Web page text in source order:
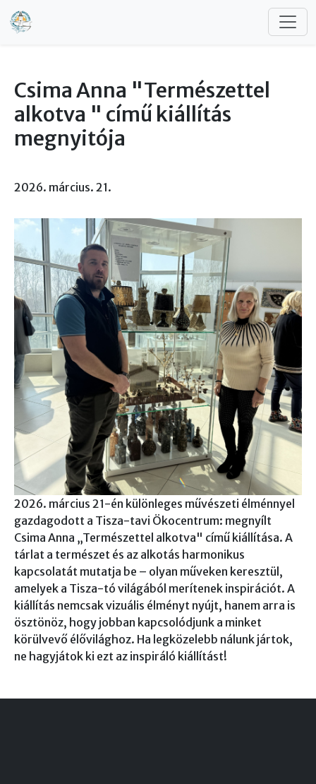
Ugrás a tartalomra
Csima Anna "Természettel
alkotva " című kiállítás
megnyitója
2026. március. 21.
2026. március 21-én különleges művészeti élménnyel
gazdagodott a Tisza-tavi Ökocentrum: megnyílt
Csima Anna „Természettel alkotva" című kiállítása. A
tárlat a természet és az alkotás harmonikus
kapcsolatát mutatja be – olyan műveken keresztül,
amelyek a Tisza-tó világából merítenek inspirációt. A
kiállítás nemcsak vizuális élményt nyújt, hanem arra is
ösztönöz, hogy jobban kapcsolódjunk a minket
körülvevő élővilághoz. Ha legközelebb nálunk jártok,
ne hagyjátok ki ezt az inspiráló kiállítást!